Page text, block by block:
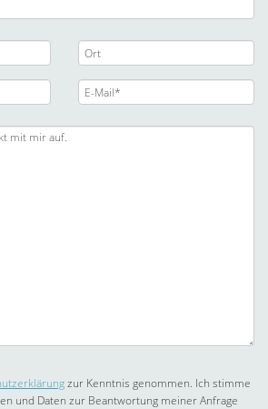
zur Kenntnis genommen. Ich stimme
und Daten zur Beantwortung meiner Anfrage